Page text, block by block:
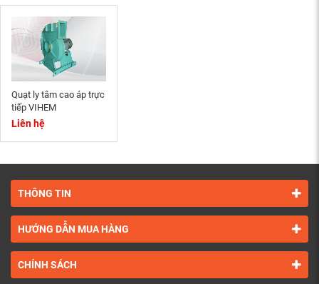
Quạt ly tâm cao áp trực
tiếp VIHEM
Liên hệ
THÔNG TIN
HƯỚNG DẪN MUA HÀNG
CHÍNH SÁCH